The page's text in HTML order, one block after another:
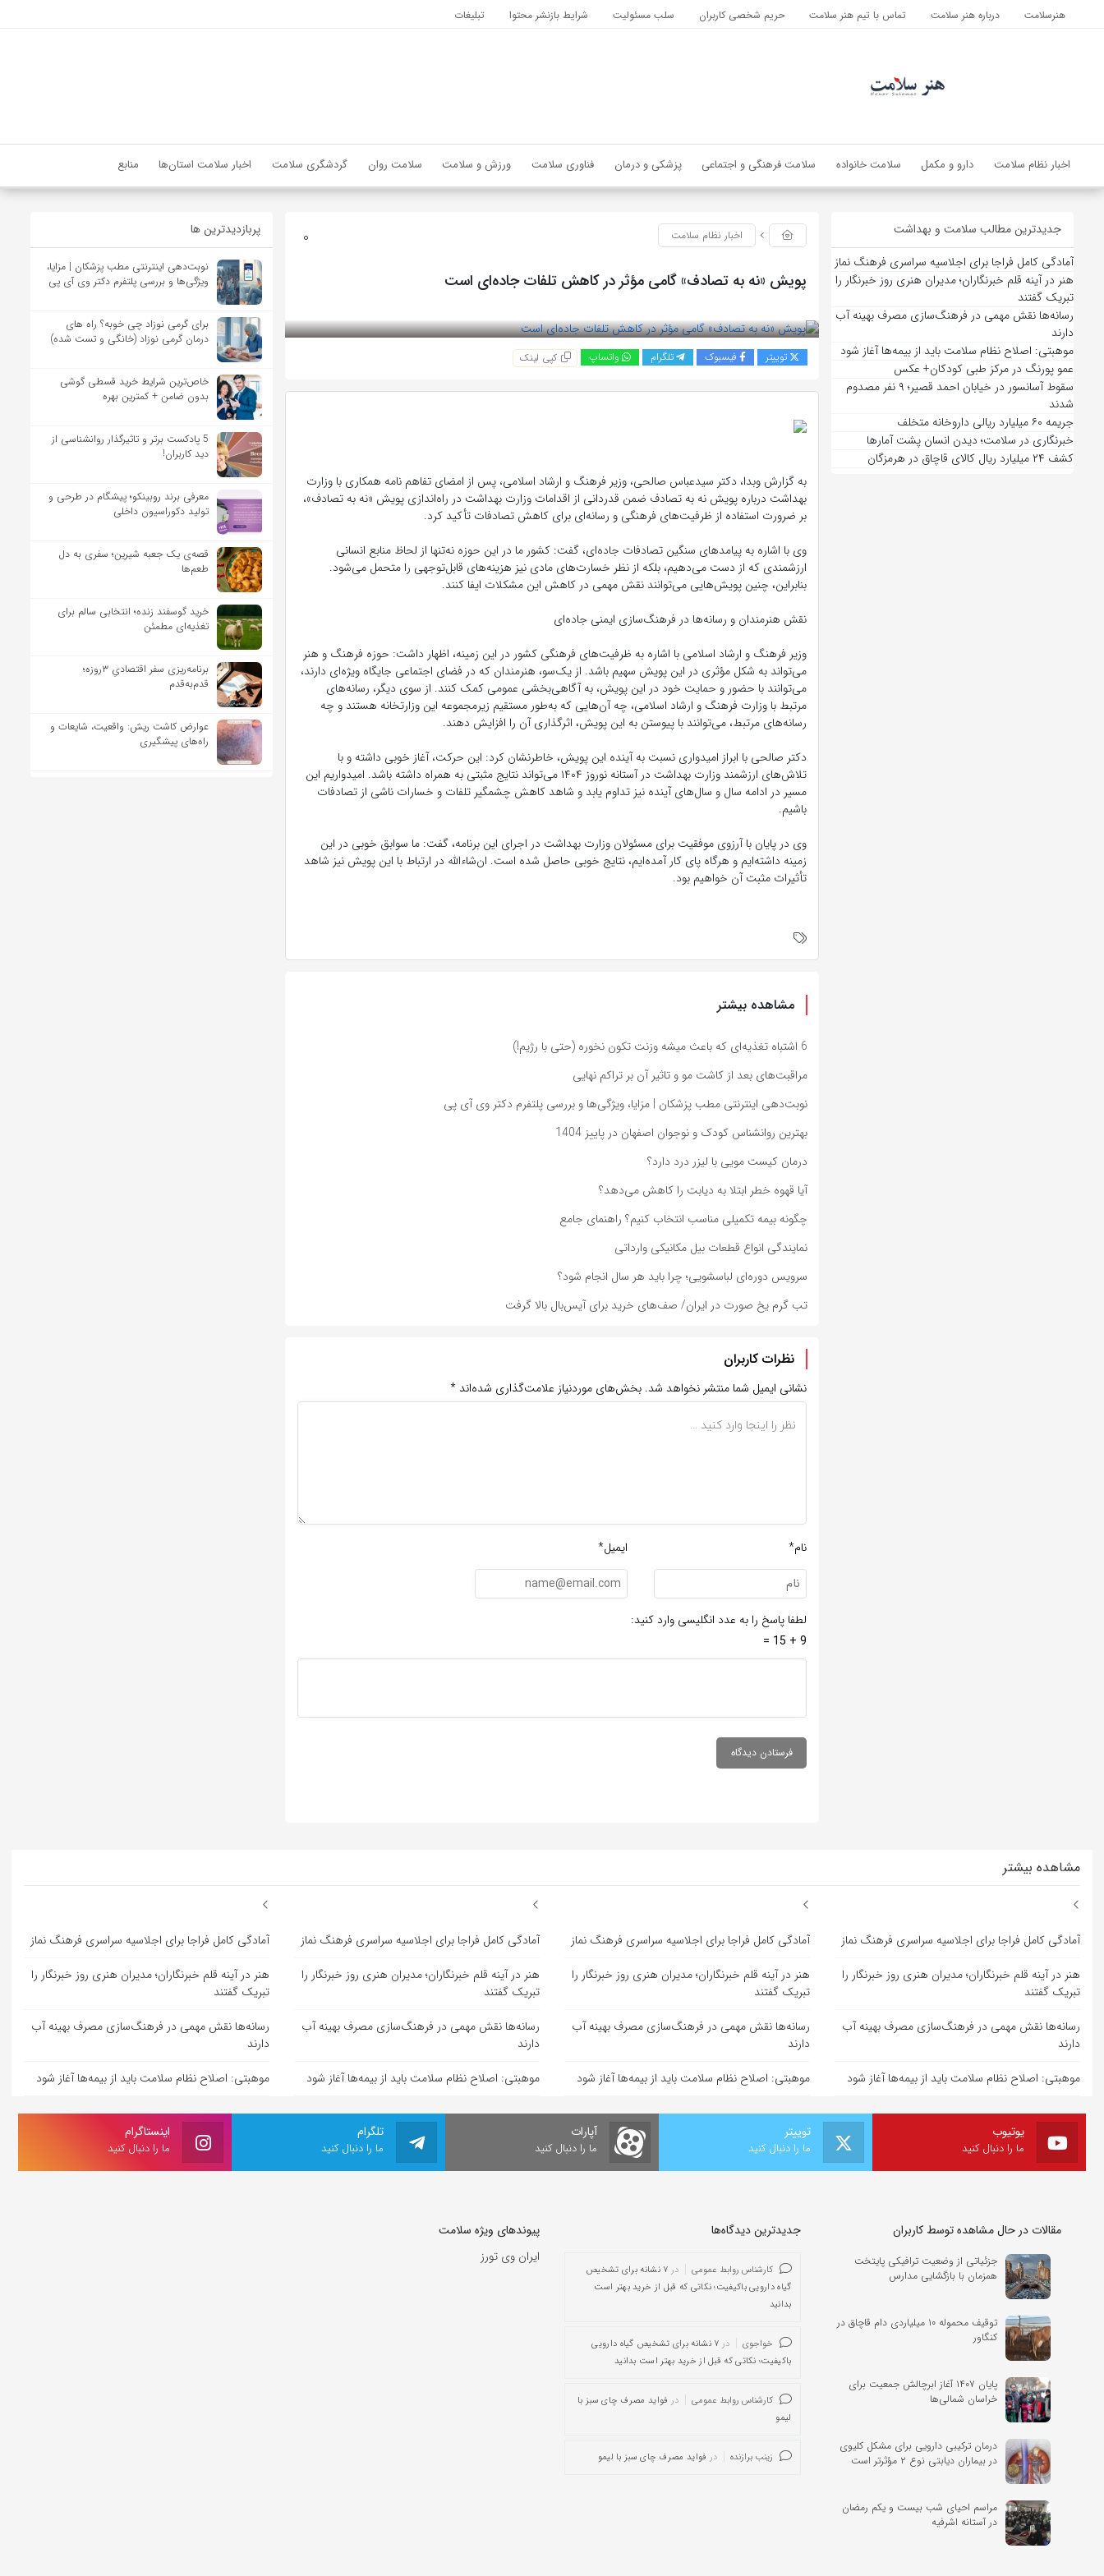
هنرسلامت درباره هنر سلامت تماس با تیم هنر سلامت حریم شخصی کاربران سلب مسئولیت شرایط بازنشر محتوا تبلیغات
اخبار نظام سلامت دارو و مکمل سلامت خانواده سلامت فرهنگی و اجتماعی پزشکی و درمان فناوری سلامت ورزش و سلامت سلامت روان گردشگری سلامت اخبار سلامت استان‌ها منابع
جدیدترین مطالب سلامت و بهداشت
آمادگی کامل فراجا برای اجلاسیه سراسری فرهنگ نماز
هنر در آینه قلم خبرنگاران؛ مدیران هنری روز خبرنگار را
تبریک گفتند
رسانه‌ها نقش مهمی در فرهنگ‌سازی مصرف بهینه آب
دارند
موهبتی: اصلاح نظام سلامت باید از بیمه‌ها آغاز شود
عمو پورنگ در مرکز طبی کودکان+ عکس
سقوط آسانسور در خیابان احمد قصیر؛ ۹ نفر مصدوم
شدند
جریمه ۶۰ میلیارد ریالی داروخانه متخلف
خبرنگاری در سلامت؛ دیدن انسان پشت آمارها
کشف ۲۴ میلیارد ریال کالای قاچاق در هرمزگان
0 اخبار نظام سلامت
پویش «نه به تصادف» گامی مؤثر در کاهش تلفات جاده‌ای است
توییتر فیسبوک تلگرام واتساپ کپی لینک
به گزارش وبدا، دکتر سیدعباس صالحی، وزیر فرهنگ و ارشاد اسلامی، پس از امضای تفاهم نامه همکاری با وزارت
بهداشت درباره پویش نه به تصادف ضمن قدردانی از اقدامات وزارت بهداشت در راه‌اندازی پویش «نه به تصادف»،
بر ضرورت استفاده از ظرفیت‌های فرهنگی و رسانه‌ای برای کاهش تصادفات تأکید کرد.
وی با اشاره به پیامدهای سنگین تصادفات جاده‌ای، گفت: کشور ما در این حوزه نه‌تنها از لحاظ منابع انسانی
ارزشمندی که از دست می‌دهیم، بلکه از نظر خسارت‌های مادی نیز هزینه‌های قابل‌توجهی را متحمل می‌شود.
بنابراین، چنین پویش‌هایی می‌توانند نقش مهمی در کاهش این مشکلات ایفا کنند.
نقش هنرمندان و رسانه‌ها در فرهنگ‌سازی ایمنی جاده‌ای
وزیر فرهنگ و ارشاد اسلامی با اشاره به ظرفیت‌های فرهنگی کشور در این زمینه، اظهار داشت: حوزه فرهنگ و هنر
می‌تواند به شکل مؤثری در این پویش سهیم باشد. از یک‌سو، هنرمندان که در فضای اجتماعی جایگاه ویژه‌ای دارند،
می‌توانند با حضور و حمایت خود در این پویش، به آگاهی‌بخشی عمومی کمک کنند. از سوی دیگر، رسانه‌های
مرتبط با وزارت فرهنگ و ارشاد اسلامی، چه آن‌هایی که به‌طور مستقیم زیرمجموعه این وزارتخانه هستند و چه
رسانه‌های مرتبط، می‌توانند با پیوستن به این پویش، اثرگذاری آن را افزایش دهند.
دکتر صالحی با ابراز امیدواری نسبت به آینده این پویش، خاطرنشان کرد: این حرکت، آغاز خوبی داشته و با
تلاش‌های ارزشمند وزارت بهداشت در آستانه نوروز ۱۴۰۴ می‌تواند نتایج مثبتی به همراه داشته باشد. امیدواریم این
مسیر در ادامه سال و سال‌های آینده نیز تداوم یابد و شاهد کاهش چشمگیر تلفات و خسارات ناشی از تصادفات
باشیم.
وی در پایان با آرزوی موفقیت برای مسئولان وزارت بهداشت در اجرای این برنامه، گفت: ما سوابق خوبی در این
زمینه داشته‌ایم و هرگاه پای کار آمده‌ایم، نتایج خوبی حاصل شده است. ان‌شاءالله در ارتباط با این پویش نیز شاهد
تأثیرات مثبت آن خواهیم بود.
مشاهده بیشتر
6 اشتباه تغذیه‌ای که باعث میشه وزنت تکون نخوره (حتی با رژیم!)
مراقبت‌های بعد از کاشت مو و تاثیر آن بر تراکم نهایی
نوبت‌دهی اینترنتی مطب پزشکان | مزایا، ویژگی‌ها و بررسی پلتفرم دکتر وی آی پی
بهترین روانشناس کودک و نوجوان اصفهان در پاییز 1404
درمان کیست مویی با لیزر درد دارد؟
آیا قهوه خطر ابتلا به دیابت را کاهش می‌دهد؟
چگونه بیمه تکمیلی مناسب انتخاب کنیم؟ راهنمای جامع
نمایندگی انواع قطعات بیل مکانیکی وارداتی
سرویس دوره‌ای لباسشویی؛ چرا باید هر سال انجام شود؟
تب گرم یخ صورت در ایران/ صف‌های خرید برای آیس‌بال بالا گرفت
نظرات کاربران
نشانی ایمیل شما منتشر نخواهد شد. بخش‌های موردنیاز علامت‌گذاری شده‌اند *
نام* ایمیل*
لطفا پاسخ را به عدد انگلیسی وارد کنید:
9 + 15 =
پربازدیدترین ها
نوبت‌دهی اینترنتی مطب پزشکان | مزایا،
ویژگی‌ها و بررسی پلتفرم دکتر وی آی پی
برای گرمی نوزاد چی خوبه؟ راه های
درمان گرمی نوزاد (خانگی و تست شده)
خاص‌ترین شرایط خرید قسطی گوشی
بدون ضامن + کمترین بهره
5 پادکست برتر و تاثیرگذار روانشناسی از
دید کاربران!
معرفی برند روبینکو؛ پیشگام در طرحی و
تولید دکوراسیون داخلی
قصه‌ی یک جعبه شیرین؛ سفری به دل
طعم‌ها
خرید گوسفند زنده؛ انتخابی سالم برای
تغذیه‌ای مطمئن
برنامه‌ریزی سفر اقتصادیِ ۳روزه؛
قدم‌به‌قدم
عوارض کاشت ریش: واقعیت، شایعات و
راه‌های پیشگیری
مشاهده بیشتر
آمادگی کامل فراجا برای اجلاسیه سراسری فرهنگ نماز
هنر در آینه قلم خبرنگاران؛ مدیران هنری روز خبرنگار را
تبریک گفتند
رسانه‌ها نقش مهمی در فرهنگ‌سازی مصرف بهینه آب
دارند
موهبتی: اصلاح نظام سلامت باید از بیمه‌ها آغاز شود
آمادگی کامل فراجا برای اجلاسیه سراسری فرهنگ نماز
هنر در آینه قلم خبرنگاران؛ مدیران هنری روز خبرنگار را
تبریک گفتند
رسانه‌ها نقش مهمی در فرهنگ‌سازی مصرف بهینه آب
دارند
موهبتی: اصلاح نظام سلامت باید از بیمه‌ها آغاز شود
آمادگی کامل فراجا برای اجلاسیه سراسری فرهنگ نماز
هنر در آینه قلم خبرنگاران؛ مدیران هنری روز خبرنگار را
تبریک گفتند
رسانه‌ها نقش مهمی در فرهنگ‌سازی مصرف بهینه آب
دارند
موهبتی: اصلاح نظام سلامت باید از بیمه‌ها آغاز شود
آمادگی کامل فراجا برای اجلاسیه سراسری فرهنگ نماز
هنر در آینه قلم خبرنگاران؛ مدیران هنری روز خبرنگار را
تبریک گفتند
رسانه‌ها نقش مهمی در فرهنگ‌سازی مصرف بهینه آب
دارند
موهبتی: اصلاح نظام سلامت باید از بیمه‌ها آغاز شود
اینستاگرام
ما را دنبال کنید
تلگرام
ما را دنبال کنید
آپارات
ما را دنبال کنید
توییتر
ما را دنبال کنید
یوتیوب
ما را دنبال کنید
مقالات در حال مشاهده توسط کاربران
جزئیاتی از وضعیت ترافیکی پایتخت
همزمان با بازگشایی مدارس
توقیف محموله ۱۰ میلیاردی دام قاچاق در
کنگاور
پایان‌ ۱۴۰۷ آغاز ابرچالش جمعیت برای
خراسان شمالی‌ها
درمان ترکیبی دارویی برای مشکل کلیوی
در بیماران دیابتی نوع ۲ مؤثرتر است
مراسم احیای شب بیست و یکم رمضان
در آستانه اشرفیه
جدیدترین دیدگاه‌‌ها
کارشناس روابط عمومی در
۷ نشانه برای تشخیص
گیاه دارویی باکیفیت؛ نکاتی که قبل از خرید بهتر است
بدانید
خواجوی در
۷ نشانه برای تشخیص گیاه دارویی
باکیفیت؛ نکاتی که قبل از خرید بهتر است بدانید
کارشناس روابط عمومی در فواید مصرف چای سبز با
لیمو
زینب برازنده در فواید مصرف چای سبز با لیمو
پیوندهای ویژه سلامت
ایران وی تورز